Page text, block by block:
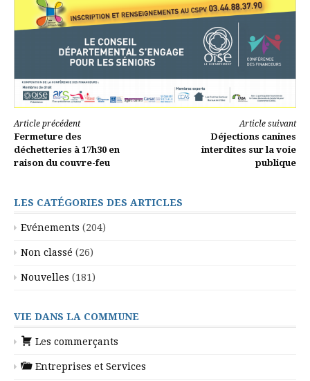
Lire
la
Article précédent
Fermeture des
déchetteries à 17h30 en
raison du couvre-feu
Article suivant
Déjections canines
interdites sur la voie
publique
LES CATÉGORIES DES ARTICLES
Evénements (204)
Non classé (26)
Nouvelles (181)
VIE DANS LA COMMUNE
Les commerçants
Entreprises et Services